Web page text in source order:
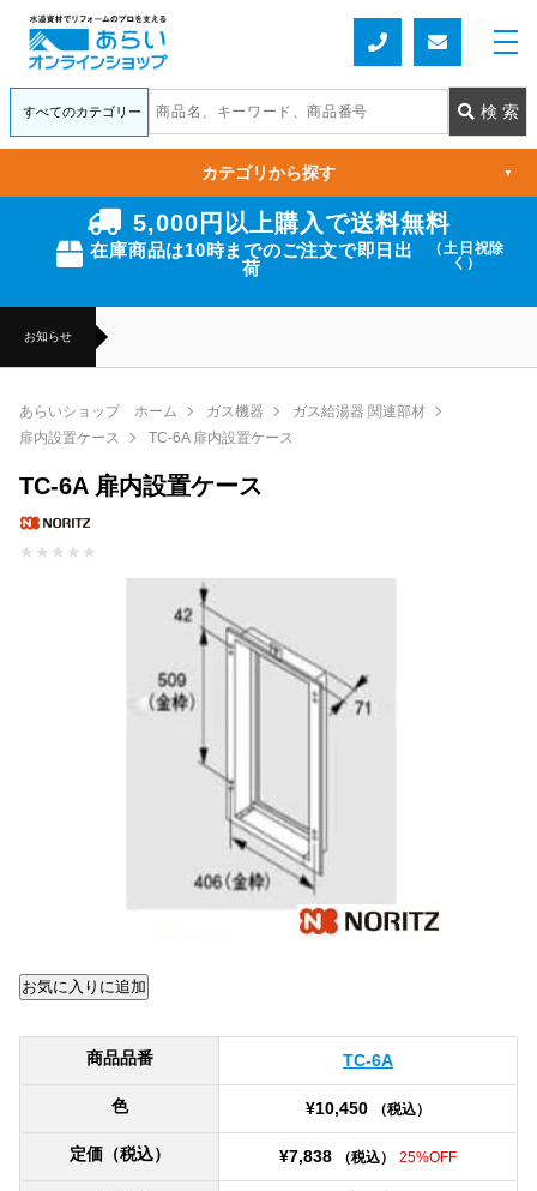
5,000円以上購入で送料無料
在庫商品は10時までのご注文で即日出
荷
（土日祝除
く）
お知らせ
カテゴリから探す ▼
あらいショップ ホーム ガス機器
ガス給湯器 関連部材
扉内設置ケース
TC-6A 扉内設置ケース
TC-6A 扉内設置ケース
★ ★ ★ ★ ★
商品品番 TC-6A
色 ¥10,450 （税込）
定価（税込） ¥7,838 （税込） 25%OFF